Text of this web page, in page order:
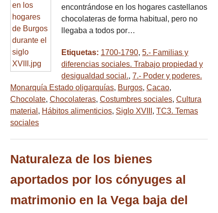
encontrándose en los hogares castellanos
chocolateras de forma habitual, pero no
llegaba a todos por…
Etiquetas: 1700-1790, 5.- Familias y
diferencias sociales. Trabajo propiedad y
desigualdad social., 7.- Poder y poderes.
Monarquía Estado oligarquías, Burgos, Cacao,
Chocolate, Chocolateras, Costumbres sociales, Cultura
material , Hábitos alimenticios, Siglo XVIII , TC3. Temas
sociales
Naturaleza de los bienes
aportados por los cónyuges al
matrimonio en la Vega baja del